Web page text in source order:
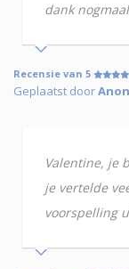
dank
Recensie van 5
Geplaatst door
Valentine, je
je vertelde
voorspelling